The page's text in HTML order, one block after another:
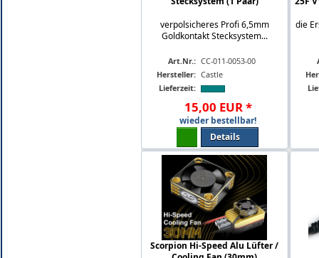
verpolsicheres Profi 6,5mm
Goldkontakt Stecksystem...
Art.Nr.: CC-011-0053-00
Hersteller: Castle
Lieferzeit:
15,00 EUR*
wieder bestellbar!
Details
die
Scorpion Hi-Speed Alu Lüfter /